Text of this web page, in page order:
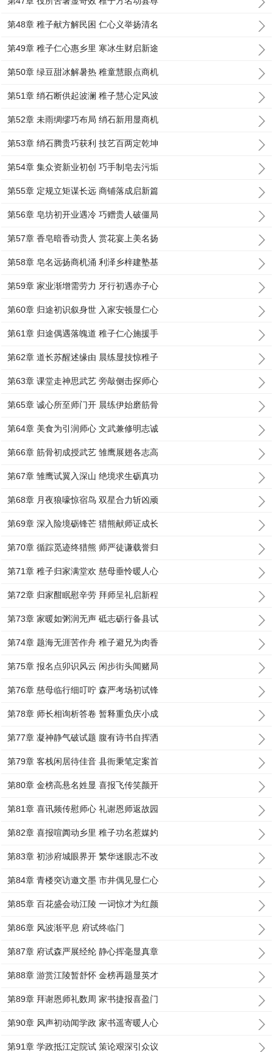
第48章 稚子献方解民困 仁心义举扬清名
第49章 稚子仁心惠乡里 寒冰生财启新途
第50章 绿豆甜冰解暑热 稚童慧眼点商机
第51章 绡石断供起波澜 稚子慧心定风波
第52章 未雨绸缪巧布局 绡石新用显商机
第53章 绡石腾贵巧获利 技艺百两定乾坤
第54章 集众资新业初创 巧手制皂去污垢
第55章 定规立矩谋长远 商铺落成启新篇
第56章 皂坊初开业遇冷 巧赠贵人破僵局
第57章 香皂暗香动贵人 赏花宴上美名扬
第58章 皂名远扬商机涌 利泽乡梓建塾基
第59章 家业渐增需劳力 牙行初遇赤子心
第60章 归途初识叙身世 入家安顿显仁心
第61章 归途偶遇落魄道 稚子仁心施援手
第62章 道长苏醒述缘由 晨练显技惊稚子
第63章 课堂走神思武艺 旁敲侧击探师心
第65章 诚心所至师门开 晨练伊始磨筋骨
第64章 美食为引润师心 文武兼修明志诚
第66章 筋骨初成授武艺 雏鹰展翅各志高
第67章 雏鹰试翼入深山 绝境求生砺真功
第68章 月夜狼嚎惊宿鸟 双星合力斩凶顽
第69章 深入险境砺锋芒 猎熊献师证成长
第70章 循踪觅迹终猎熊 师严徒谦载誉归
第71章 稚子归家满堂欢 慈母垂怜暖人心
第72章 归家酣眠慰辛劳 拜师呈礼启新程
第73章 家暖如粥润无声 砥志砺行备县试
第74章 题海无涯苦作舟 稚子避兄为肉香
第75章 报名点卯识风云 闲步街头闻赌局
第76章 慈母临行细叮咛 森严考场初试锋
第78章 师长相询析答卷 暂释重负庆小成
第77章 凝神静气破试题 腹有诗书自挥洒
第79章 客栈闲居待佳音 县衙秉笔定案首
第80章 金榜高悬名姓显 喜报飞传笑颜开
第81章 喜讯频传慰师心 礼谢恩师返故园
第82章 喜报喧阗动乡里 稚子功名惹媒妁
第83章 初涉府城眼界开 繁华迷眼志不改
第84章 青楼突访邀文墨 市井偶见显仁心
第85章 百花盛会动江陵 一词惊才为红颜
第86章 风波渐平息 府试终临门
第87章 府试森严展经纶 静心挥毫显真章
第88章 游赏江陵暂舒怀 金榜再题显英才
第89章 拜谢恩师礼数周 家书捷报喜盈门
第90章 风声初动闻学政 家书遥寄暖人心
第91章 学政抵江定院试 策论艰深引众议